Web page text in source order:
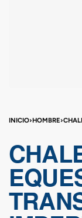
INICIO›HOMBRE›